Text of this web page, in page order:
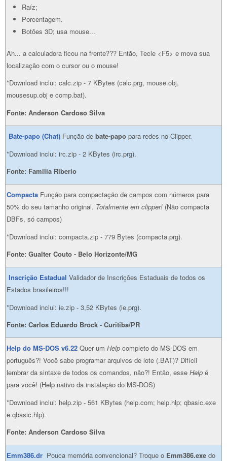
Raíz;
Porcentagem.
Botões 3D; usa mouse...
Ah... a calculadora ficou na frente??? Então, Tecle <F5> e mova sua
localização com o cursor ou o mouse!
*Download inclui: calc.zip - 7 KBytes (calc.prg, mouse.obj,
mousesup.obj e comp.bat).
Fonte: Anderson Cardoso Silva
Bate-papo (Chat) Função de bate-papo para redes no Clipper.
*Download inclui: irc.zip - 2 KBytes (irc.prg).
Fonte: Familia Riberio
Compacta Função para compactação de campos com números para
50% do seu tamanho original. Totalmente em clipper! (Não compacta
DBFs, só campos)
*Download inclui: compacta.zip - 779 Bytes (compacta.prg).
Fonte: Gualter Couto - Belo Horizonte/MG
Inscrição Estadual Validador de Inscrições Estaduais de todos os
Estados brasileiros!!!
*Download inclui: ie.zip - 3,52 KBytes (ie.prg).
Fonte: Carlos Eduardo Brock - Curitiba/PR
Help do MS-DOS v6.22 Quer um Help completo do MS-DOS em
português?! Você sabe programar arquivos de lote (.BAT)? Difícil
lembrar da sintaxe de todos os comandos, não?! Então, esse Help é
para você! (Help nativo da instalação do MS-DOS)
*Download inclui: help.zip - 561 KBytes (help.com; help.hlp; qbasic.exe
e qbasic.hlp).
Fonte: Anderson Cardoso Silva
Emm386.dr Pouca memória convencional? Troque o Emm386.exe do